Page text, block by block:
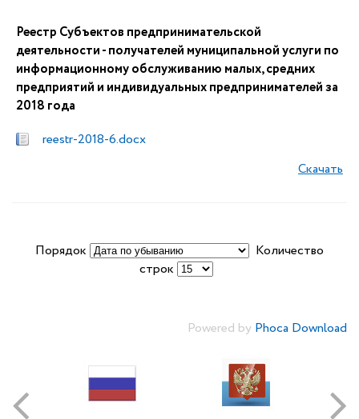
Реестр Субъектов предпринимательской
деятельности - получателей муниципальной услуги по
информационному обслуживанию малых, средних
предприятий и индивидуальных предпринимателей за
2018 года
reestr-2018-6.docx
Скачать
Порядок
Количество
строк
Powered by Phoca Download